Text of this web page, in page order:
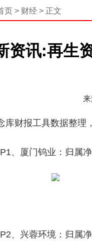
页 > 财经 > 正文
资讯:再生
库财报工具数据整理
、厦门钨业：归属
、兴蓉环境：归属